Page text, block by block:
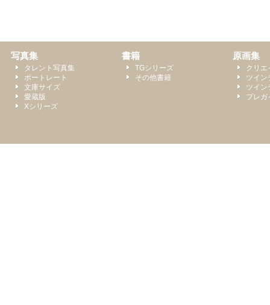
写真集
タレント写真集
ポートレート
文庫サイズ
愛蔵版
Xシリーズ
書籍
TGシリーズ
その他書籍
原画集
クリ
ツイン
ツイン
プレガ